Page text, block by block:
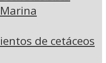
de cetáceos